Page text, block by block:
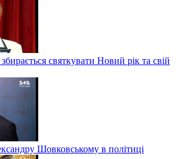
святкувати Новий рік та свій
Шовковському в політиці